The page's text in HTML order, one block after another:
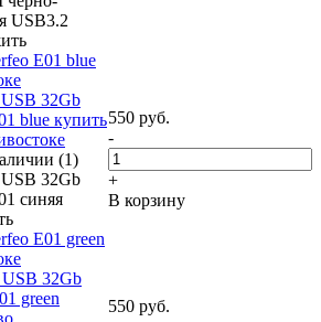
USB3.2
E01 blue
32Gb
blue купить
(1)
32Gb
синяя
550 руб.
-
+
В корзину
E01 green
32Gb
green
550 руб.